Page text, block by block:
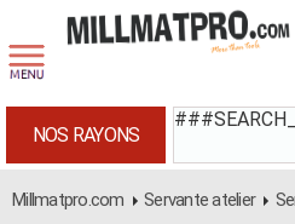
NOS RAYONS
Millmatpro.com Servante atelier